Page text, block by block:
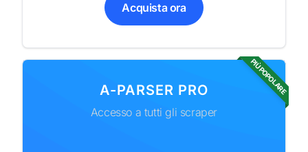
Acquista ora
PIÙ POPOLARE
A-PARSER PRO
Accesso a tutti gli scraper